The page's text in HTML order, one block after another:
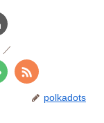
polkadots